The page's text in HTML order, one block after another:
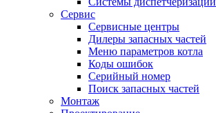
Сервис
Сервисные центры
Дилеры запасных частей
Меню параметров котла
Коды ошибок
Серийный номер
Поиск запасных частей
Монтаж